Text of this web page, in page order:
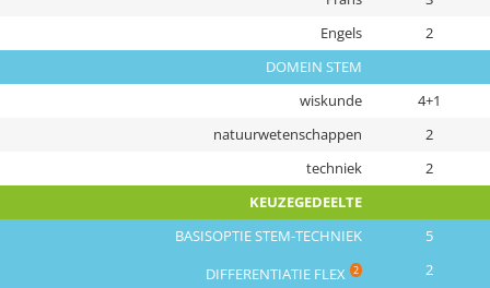
Engels
2
DOMEIN STEM
wiskunde
4+1
natuurwetenschappen
2
techniek
2
KEUZEGEDEELTE
BASISOPTIE STEM-TECHNIEK
5
DIFFERENTIATIE FLEX 2 2